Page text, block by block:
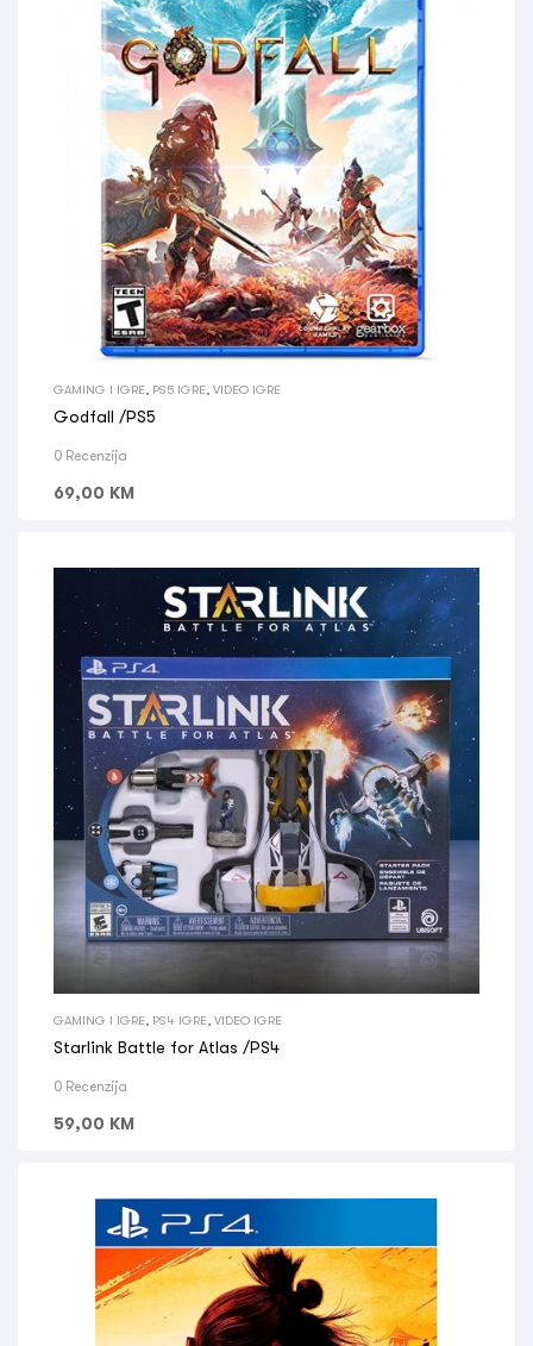
GAMING I IGRE PS5 IGRE VIDEO IGRE
Godfall /PS5
0 Recenzija
69,00 KM
GAMING I IGRE PS4 IGRE VIDEO IGRE
Starlink Battle for Atlas /PS4
0 Recenzija
59,00 KM